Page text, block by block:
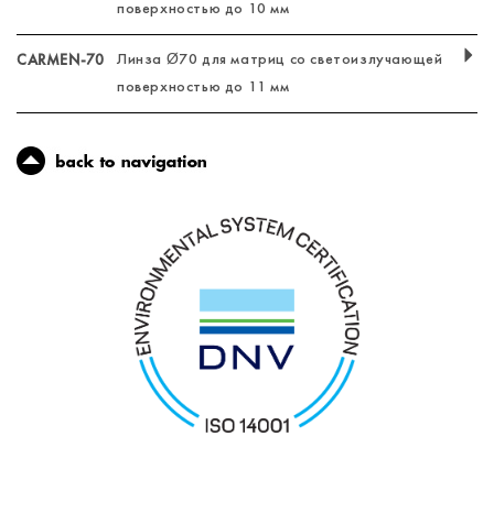
поверхностью до 10 мм
CARMEN-70
Линза Ø70 для матриц со светоизлучающей
поверхностью до 11 мм